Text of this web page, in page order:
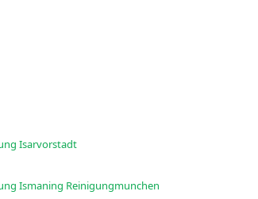
Isarvorstadt
Erfahrene Umzugsreinigung Ismaning Reinigungmunchen